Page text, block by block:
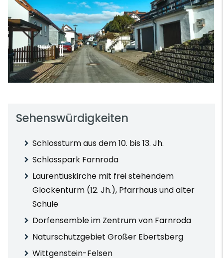
Sehenswürdigkeiten
Schlossturm aus dem 10. bis 13. Jh.
Schlosspark Farnroda
Laurentiuskirche mit frei stehendem
Glockenturm (12. Jh.), Pfarrhaus und alter
Schule
Dorfensemble im Zentrum von Farnroda
Naturschutzgebiet Großer Ebertsberg
Wittgenstein-Felsen